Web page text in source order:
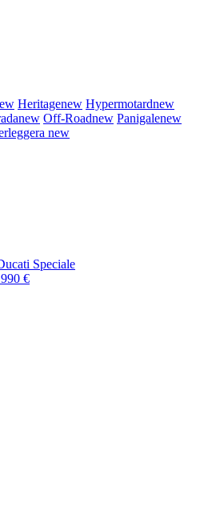
Heritagenew Hypermotardnew
new Off-Roadnew Panigalenew
new
Speciale
€